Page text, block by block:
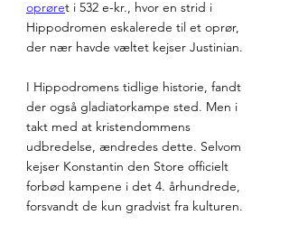
oprøret i 532 e-kr., hvor en strid i
Hippodromen eskalerede til et oprør,
der nær havde væltet kejser Justinian.
I Hippodromens tidlige historie, fandt
der også gladiatorkampe sted. Men i
takt med at kristendommens
udbredelse, ændredes dette. Selvom
kejser Konstantin den Store officielt
forbød kampene i det 4. århundrede,
forsvandt de kun gradvist fra kulturen.